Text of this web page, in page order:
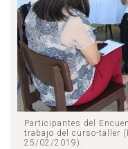
Participantes del
trabajo del curso-taller
25/02/2019).